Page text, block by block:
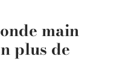
main
plus de